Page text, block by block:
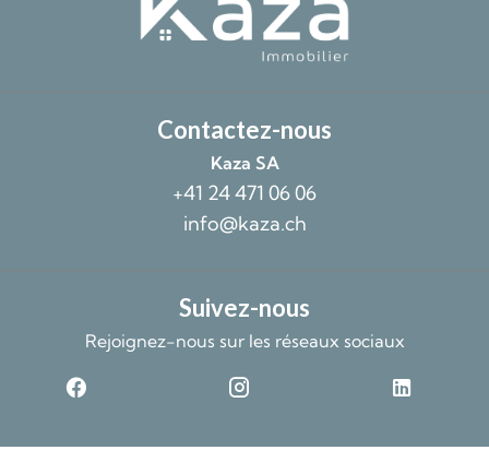
Contactez-nous
Kaza SA
+41 24 471 06 06
info@kaza.ch
Suivez-nous
Rejoignez-nous sur les réseaux sociaux